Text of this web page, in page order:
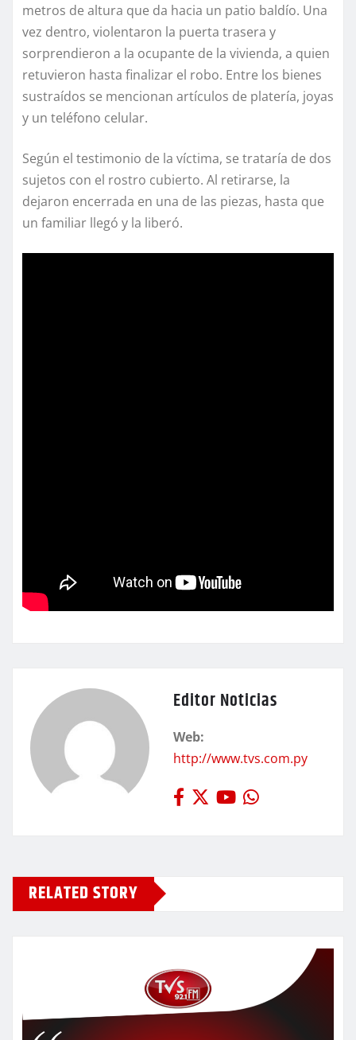
metros de altura que da hacia un patio baldío. Una
vez dentro, violentaron la puerta trasera y
sorprendieron a la ocupante de la vivienda, a quien
retuvieron hasta finalizar el robo. Entre los bienes
sustraídos se mencionan artículos de platería, joyas
y un teléfono celular.
Según el testimonio de la víctima, se trataría de dos
sujetos con el rostro cubierto. Al retirarse, la
dejaron encerrada en una de las piezas, hasta que
un familiar llegó y la liberó.
Editor Noticias
Web:
http://www.tvs.com.py
RELATED STORY